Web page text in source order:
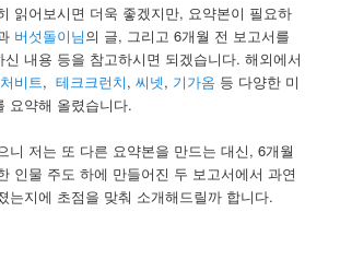
읽어보시면 더욱 좋겠지만, 요약본이 필요하
버섯돌이님의 글, 그리고 6개월 전 보고서를
신 내용 등을 참고하시면 되겠습니다. 해외에서
비트,테크크런치,씨넷, 기가옴 등 다양한 미
요약해 올렸습니다.
니 저는 또 다른 요약본을 만드는 대신, 6개월
인물 주도 하에 만들어진 두 보고서에서 과연
는지에 초점을 맞춰 소개해드릴까 합니다.